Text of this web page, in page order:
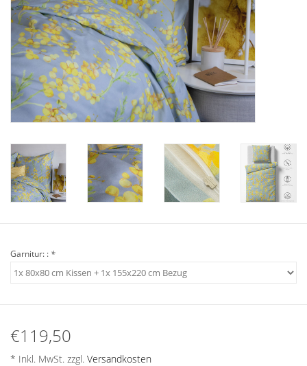
Edles aus Cashmere
Tisch & Küche
Kinder
Geschenkideen und
Gutscheine
Accessoires Spa
Info-Service
Über uns
Garnitur: : *
€119,50
* Inkl. MwSt. zzgl. Versandkosten